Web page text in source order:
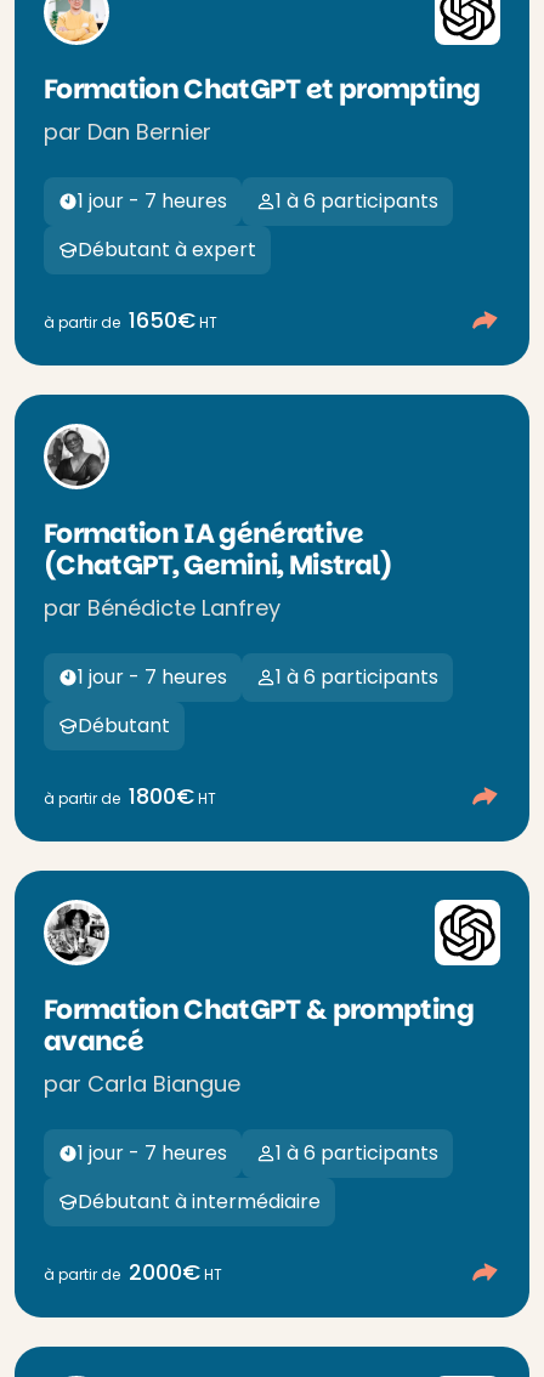
Formation ChatGPT et prompting
par Dan Bernier
1 jour - 7 heures
1 à 6 participants
Débutant à expert
à partir de 1650€HT
Formation IA générative
(ChatGPT, Gemini, Mistral)
par Bénédicte Lanfrey
1 jour - 7 heures
1 à 6 participants
Débutant
à partir de 1800€HT
Formation ChatGPT & prompting
avancé
par Carla Biangue
1 jour - 7 heures
1 à 6 participants
Débutant à intermédiaire
à partir de 2000€HT